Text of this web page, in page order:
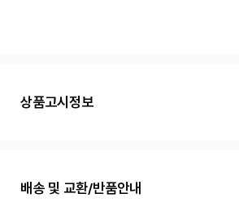
상품고시정보
배송 및 교환/반품안내